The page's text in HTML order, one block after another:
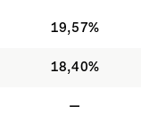
19,57%
18,40%
—